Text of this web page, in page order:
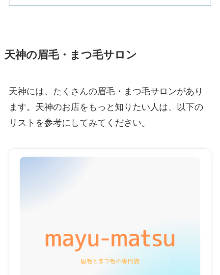
天神の眉毛・まつ毛サロン
天神には、たくさんの眉毛・まつ毛サロンがあり
ます。天神のお店をもっと知りたい人は、以下の
リストを参考にしてみてください。